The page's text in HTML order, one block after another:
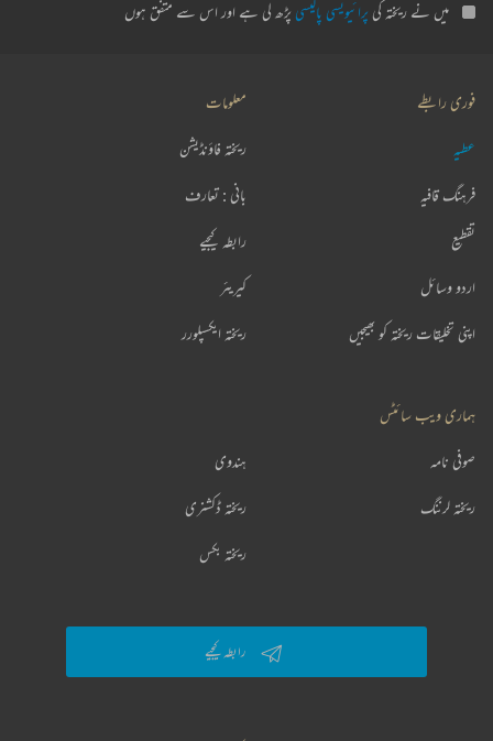
میں نے ریختہ کی پرائیویسی پالیسی پڑھ لی ہے اور اس سے متفق ہوں
فوری رابطے
عطیہ
فرہنگ قافیہ
تقطیع
اردو وسائل
اپنی تخلیقات ریختہ کو بھیجیں
معلومات
ریختہ فاؤنڈیشن
بانی : تعارف
رابطہ کیجیے
کیریئر
ریختہ ایکسپلورر
ہماری ویب سائٹس
ہندوی صوفی نامہ
ریختہ ڈکشنری ریختہ لرننگ
ریختہ بکس
رابطہ کیجیے